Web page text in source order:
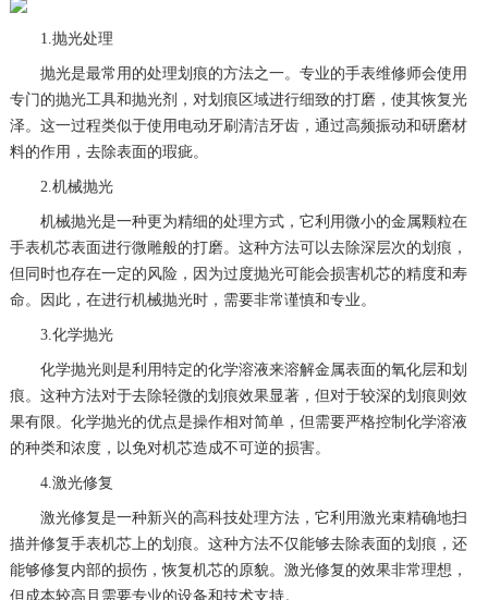
1.抛光处理
抛光是最常用的处理划痕的方法之一。专业的手表维修师会使用
专门的抛光工具和抛光剂，对划痕区域进行细致的打磨，使其恢复光
泽。这一过程类似于使用电动牙刷清洁牙齿，通过高频振动和研磨材
料的作用，去除表面的瑕疵。
2.机械抛光
机械抛光是一种更为精细的处理方式，它利用微小的金属颗粒在
手表机芯表面进行微雕般的打磨。这种方法可以去除深层次的划痕，
但同时也存在一定的风险，因为过度抛光可能会损害机芯的精度和寿
命。因此，在进行机械抛光时，需要非常谨慎和专业。
3.化学抛光
化学抛光则是利用特定的化学溶液来溶解金属表面的氧化层和划
痕。这种方法对于去除轻微的划痕效果显著，但对于较深的划痕则效
果有限。化学抛光的优点是操作相对简单，但需要严格控制化学溶液
的种类和浓度，以免对机芯造成不可逆的损害。
4.激光修复
激光修复是一种新兴的高科技处理方法，它利用激光束精确地扫
描并修复手表机芯上的划痕。这种方法不仅能够去除表面的划痕，还
能够修复内部的损伤，恢复机芯的原貌。激光修复的效果非常理想，
但成本较高且需要专业的设备和技术支持。